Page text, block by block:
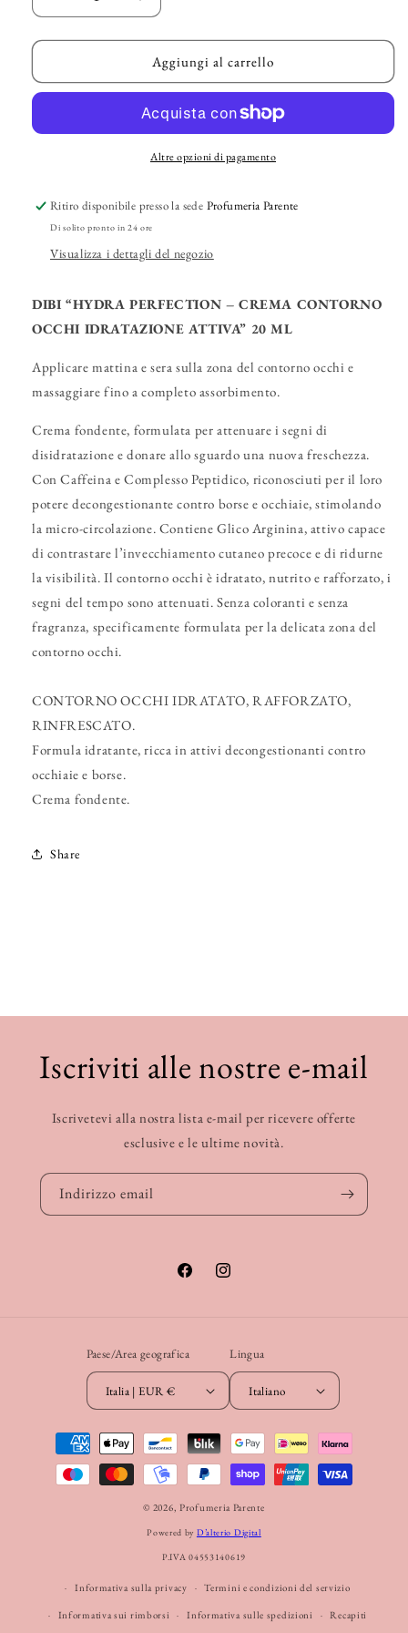
Diminuisci
quantità
per
–
Occhi
Aumenta
quantità
per
DIBI
–
Contorno
Occhi
Idratazione
Aggiungi al carrello
Altre opzioni di pagamento
Ritiro disponibile presso la sede Profumeria Parente
Di solito pronto in 24 ore
Visualizza i dettagli del negozio
DIBI “HYDRA PERFECTION – CREMA CONTORNO
OCCHI IDRATAZIONE ATTIVA” 20 ML
Applicare mattina e sera sulla zona del contorno occhi e
massaggiare fino a completo assorbimento.
Crema fondente, formulata per attenuare i segni di
disidratazione e donare allo sguardo una nuova freschezza.
Con Caffeina e Complesso Peptidico, riconosciuti per il loro
potere decongestionante contro borse e occhiaie, stimolando
la micro-circolazione. Contiene Glico Arginina, attivo capace
di contrastare l’invecchiamento cutaneo precoce e di ridurne
la visibilità. Il contorno occhi è idratato, nutrito e rafforzato, i
segni del tempo sono attenuati. Senza coloranti e senza
fragranza, specificamente formulata per la delicata zona del
contorno occhi.
CONTORNO OCCHI IDRATATO, RAFFORZATO,
RINFRESCATO.
Formula idratante, ricca in attivi decongestionanti contro
occhiaie e borse.
Crema fondente.
Share
Iscriviti alle nostre e-mail
Iscrivetevi alla nostra lista e-mail per ricevere offerte
esclusive e le ultime novità.
Indirizzo email
FacebookInstagram
Paese/Area geografica
Italia | EUR €
Lingua
Italiano
Metodi
pagamento
© 2026, Profumeria Parente
Powered by D’alterio Digital
P.IVA 04553140619
Informativa sulla privacy Termini e condizioni del servizio
Informativa sui rimborsi Informativa sulle spedizioni Recapiti